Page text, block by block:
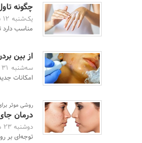
چگونه
یک‌شنبه 12 شهریور 02، 18:45 -
مناسب دارد
از بین
سه‌شنبه 31 مرداد 02، 20:46 -
امکانات
روشی موثر
درمان
دوشنبه 23 مرداد 02، 20:15 -
توجه‌ای بر